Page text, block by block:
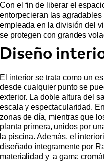
Con el fin de liberar el
entorpecieran las
empleada en la división del
se protegen con grandes
Diseño
El interior se trata como un
desde cualquier punto se
exterior. La doble altura del
escala y espectacularidad.
zonas de día, mientras que
planta primera, unidos por
la piscina. Además, el
diseñado íntegramente por
materialidad y la gama